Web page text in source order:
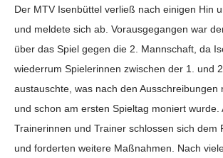
Der MTV Isenbüttel verließ nach einigen Hin
und meldete sich ab. Vorausgegangen war
über das Spiel gegen die 2. Mannschaft, da
wiederrum Spielerinnen zwischen der 1. und
austauschte, was nach den Ausschreibungen
und schon am ersten Spieltag moniert wurde.
Trainerinnen und Trainer schlossen sich dem
und forderten weitere Maßnahmen. Nach